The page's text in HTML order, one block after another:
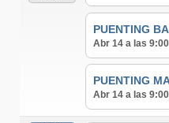
PUENTING
Abr 14 a las
PUENTING
Abr 14 a las